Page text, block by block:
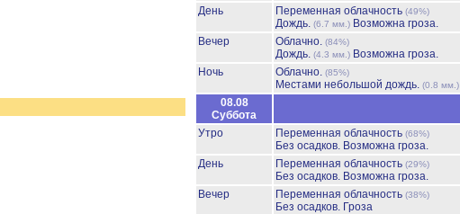
День
Переменная облачность (49%)
Дождь. (6.7 мм.) Возможна гроза.
Вечер
Облачно. (84%)
Дождь. (4.3 мм.) Возможна гроза.
Ночь
Облачно. (85%)
Местами небольшой дождь. (0.8 мм.)
08.08
Суббота
Утро
Переменная облачность (68%)
Без осадков. Возможна гроза.
День
Переменная облачность (29%)
Без осадков. Возможна гроза.
Вечер
Переменная облачность (38%)
Без осадков. Гроза